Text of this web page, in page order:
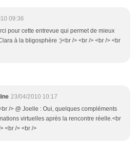
09:36
pour cette entrevue qui permet de mieux
à la bligosphère :)<br /> <br /> <br /> <br
23/04/2010 10:17
/> @ Joelle : Oui, quelques compléments
virtuelles après la rencontre réelle.<br
<br /> <br />